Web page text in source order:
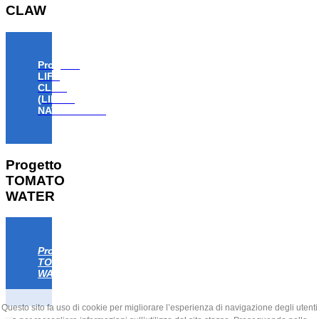
CLAW
Progetto
LIFE
CLAW
(LIFE18
NAT/IT/000806)
Progetto
TOMATO
WATER
Progetto
TOMATO
WATER
Questo sito fa uso di cookie per migliorare l’esperienza di navigazione degli utenti